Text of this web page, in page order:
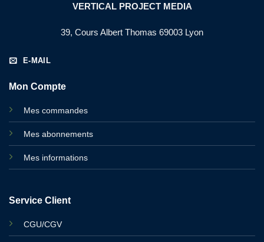
VERTICAL PROJECT MEDIA
39, Cours Albert Thomas 69003 Lyon
E-MAIL
Mon Compte
Mes commandes
Mes abonnements
Mes informations
Service Client
CGU/CGV